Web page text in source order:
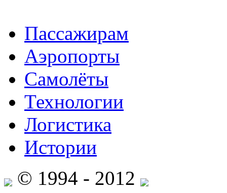
Пассажирам
Аэропорты
Самолёты
Технологии
Логистика
Истории
© 1994 - 2012